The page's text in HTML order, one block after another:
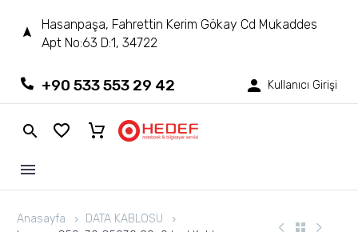
Hasanpaşa, Fahrettin Kerim Gökay Cd Mukaddes
Apt No:63 D:1, 34722
+90 533 553 29 42 Kullanıcı Girişi
Anasayfa
DATA KABLOSU